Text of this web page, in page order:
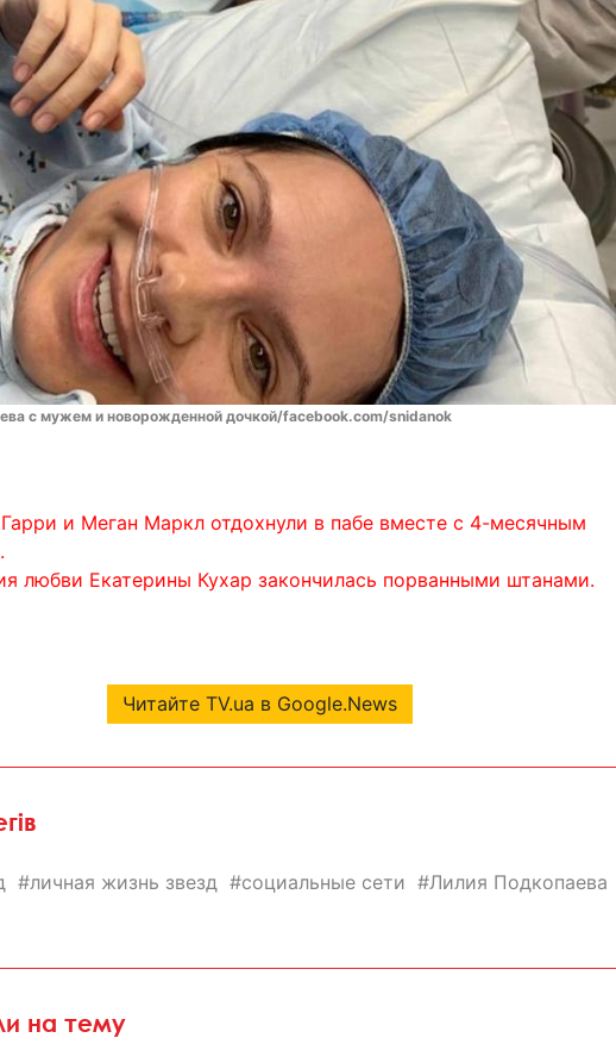
с мужем и новорожденной дочкой/facebook.com/snidanok
и Меган Маркл отдохнули в пабе вместе с 4-месячным
любви Екатерины Кухар закончилась порванными штанами.
Читайте TV.ua в Google.News
личная жизнь звезд социальные сети
Лилия Подкопаева
на тему